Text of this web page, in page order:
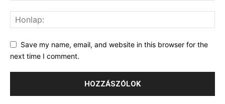
Save my name, email, and website in this browser for the
next time I comment.